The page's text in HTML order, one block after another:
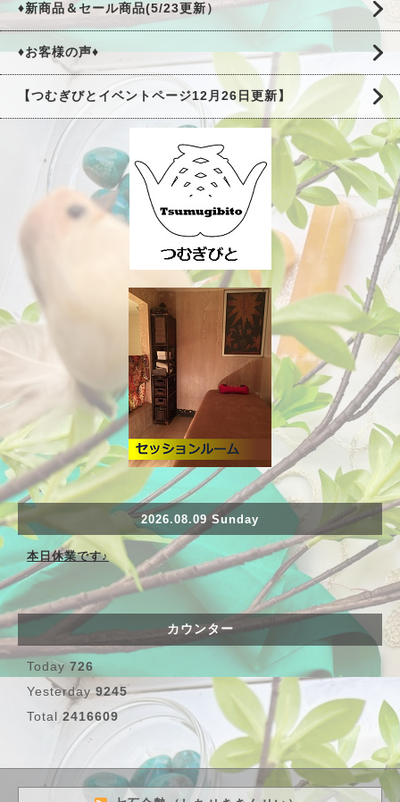
♦新商品＆セール商品(5/23更新）
♦お客様の声♦
【つむぎびとイベントページ12月26日更新】
2026.08.09 Sunday
本日休業です♪
カウンター
Today 726
Yesterday9245
Total 2416609